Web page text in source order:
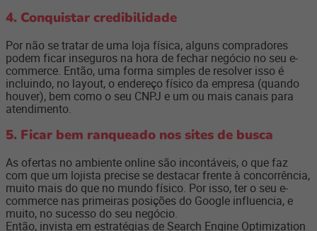
4. Conquistar credibilidade
Por não se tratar de uma loja física, alguns compradores
podem ficar inseguros na hora de fechar negócio no seu e-
commerce. Então, uma forma simples de resolver isso é
incluindo, no layout, o endereço físico da empresa (quando
houver), bem como o seu CNPJ e um ou mais canais para
atendimento.
5. Ficar bem ranqueado nos sites de busca
As ofertas no ambiente online são incontáveis, o que faz
com que um lojista precise se destacar frente à concorrência,
muito mais do que no mundo físico. Por isso, ter o seu e-
commerce nas primeiras posições do Google influencia, e
muito, no sucesso do seu negócio.
Então, invista em estratégias de Search Engine Optimization